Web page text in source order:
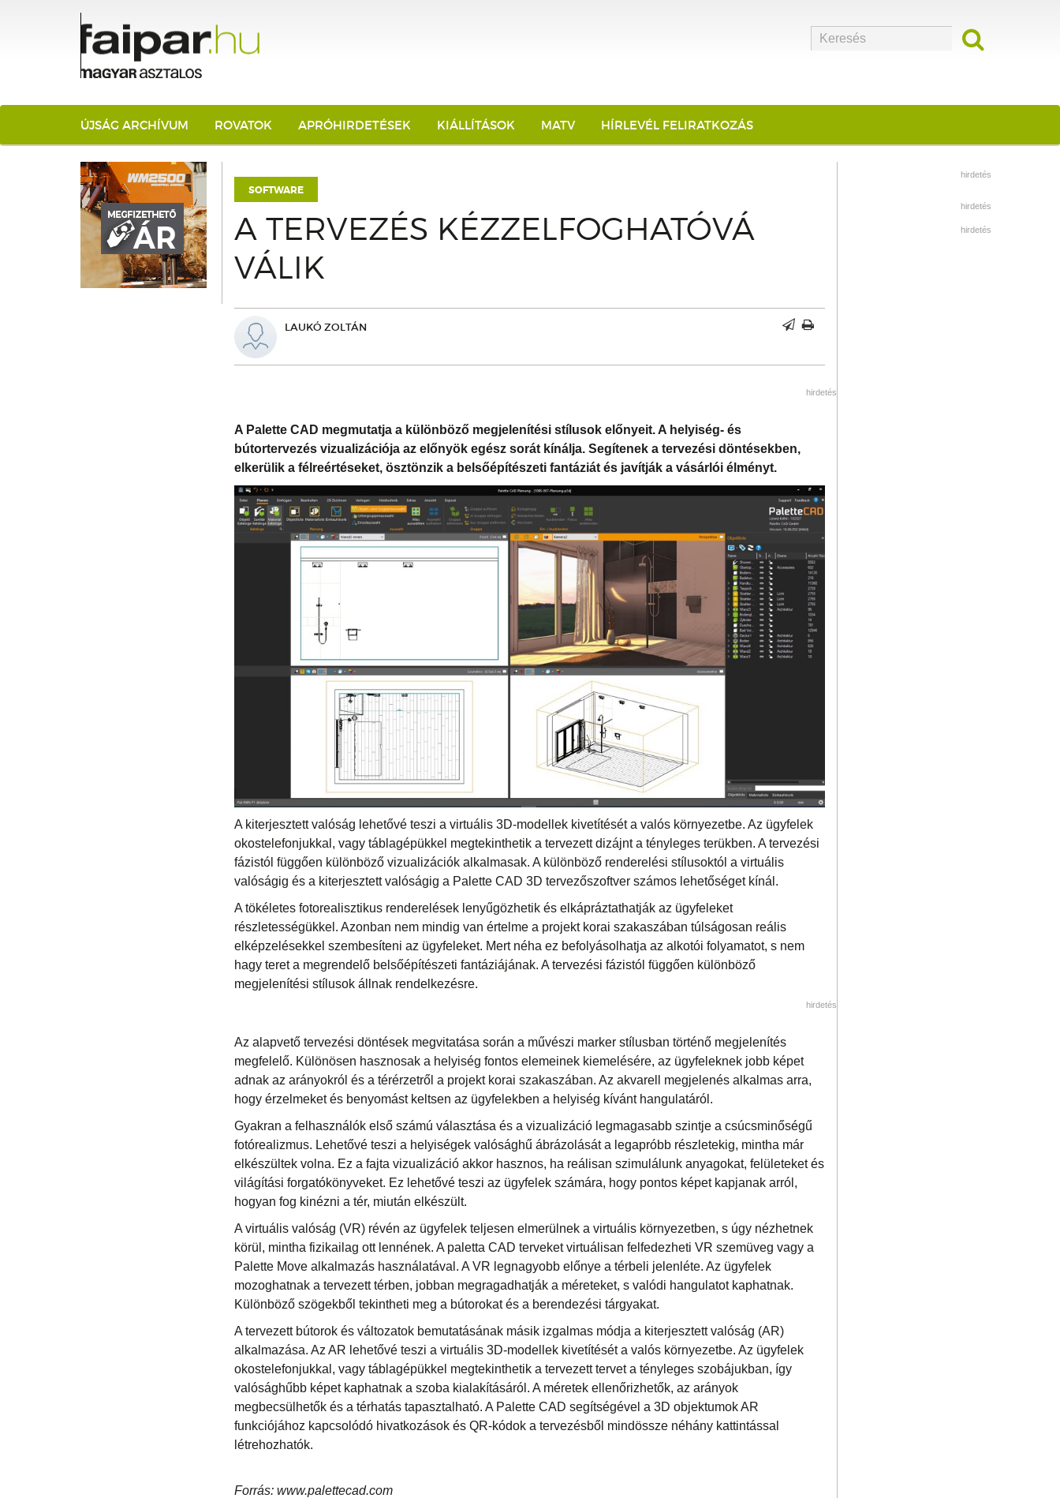
ÚJSÁG ARCHÍVUM ROVATOK APRÓHIRDETÉSEK KIÁLLÍTÁSOK MATV HÍRLEVÉL FELIRATKOZÁS
SOFTWARE
A TERVEZÉS KÉZZELFOGHATÓVÁ
VÁLIK
LAUKÓ ZOLTÁN
hirdetés
A Palette CAD megmutatja a különböző megjelenítési stílusok előnyeit. A helyiség- és
bútortervezés vizualizációja az előnyök egész sorát kínálja. Segítenek a tervezési döntésekben,
elkerülik a félreértéseket, ösztönzik a belsőépítészeti fantáziát és javítják a vásárlói élményt.
A kiterjesztett valóság lehetővé teszi a virtuális 3D-modellek kivetítését a valós környezetbe. Az ügyfelek
okostelefonjukkal, vagy táblagépükkel megtekinthetik a tervezett dizájnt a tényleges terükben. A tervezési
fázistól függően különböző vizualizációk alkalmasak. A különböző renderelési stílusoktól a virtuális
valóságig és a kiterjesztett valóságig a Palette CAD 3D tervezőszoftver számos lehetőséget kínál.
A tökéletes fotorealisztikus renderelések lenyűgözhetik és elkápráztathatják az ügyfeleket
részletességükkel. Azonban nem mindig van értelme a projekt korai szakaszában túlságosan reális
elképzelésekkel szembesíteni az ügyfeleket. Mert néha ez befolyásolhatja az alkotói folyamatot, s nem
hagy teret a megrendelő belsőépítészeti fantáziájának. A tervezési fázistól függően különböző
megjelenítési stílusok állnak rendelkezésre.
hirdetés
Az alapvető tervezési döntések megvitatása során a művészi marker stílusban történő megjelenítés
megfelelő. Különösen hasznosak a helyiség fontos elemeinek kiemelésére, az ügyfeleknek jobb képet
adnak az arányokról és a térérzetről a projekt korai szakaszában. Az akvarell megjelenés alkalmas arra,
hogy érzelmeket és benyomást keltsen az ügyfelekben a helyiség kívánt hangulatáról.
Gyakran a felhasználók első számú választása és a vizualizáció legmagasabb szintje a csúcsminőségű
fotórealizmus. Lehetővé teszi a helyiségek valósághű ábrázolását a legapróbb részletekig, mintha már
elkészültek volna. Ez a fajta vizualizáció akkor hasznos, ha reálisan szimulálunk anyagokat, felületeket és
világítási forgatókönyveket. Ez lehetővé teszi az ügyfelek számára, hogy pontos képet kapjanak arról,
hogyan fog kinézni a tér, miután elkészült.
A virtuális valóság (VR) révén az ügyfelek teljesen elmerülnek a virtuális környezetben, s úgy nézhetnek
körül, mintha fizikailag ott lennének. A paletta CAD terveket virtuálisan felfedezheti VR szemüveg vagy a
Palette Move alkalmazás használatával. A VR legnagyobb előnye a térbeli jelenléte. Az ügyfelek
mozoghatnak a tervezett térben, jobban megragadhatják a méreteket, s valódi hangulatot kaphatnak.
Különböző szögekből tekintheti meg a bútorokat és a berendezési tárgyakat.
A tervezett bútorok és változatok bemutatásának másik izgalmas módja a kiterjesztett valóság (AR)
alkalmazása. Az AR lehetővé teszi a virtuális 3D-modellek kivetítését a valós környezetbe. Az ügyfelek
okostelefonjukkal, vagy táblagépükkel megtekinthetik a tervezett tervet a tényleges szobájukban, így
valósághűbb képet kaphatnak a szoba kialakításáról. A méretek ellenőrizhetők, az arányok
megbecsülhetők és a térhatás tapasztalható. A Palette CAD segítségével a 3D objektumok AR
funkciójához kapcsolódó hivatkozások és QR-kódok a tervezésből mindössze néhány kattintással
létrehozhatók.
Forrás: www.palettecad.com
hirdetés
hirdetés
hirdetés